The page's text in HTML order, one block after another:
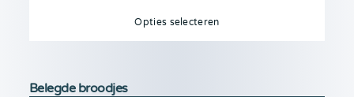
Opties selecteren
Belegde broodjes